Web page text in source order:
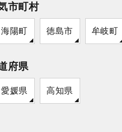
市町村
海陽町 徳島市 牟岐町
府県
愛媛県 高知県